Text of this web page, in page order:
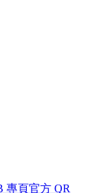
專頁官方 QR